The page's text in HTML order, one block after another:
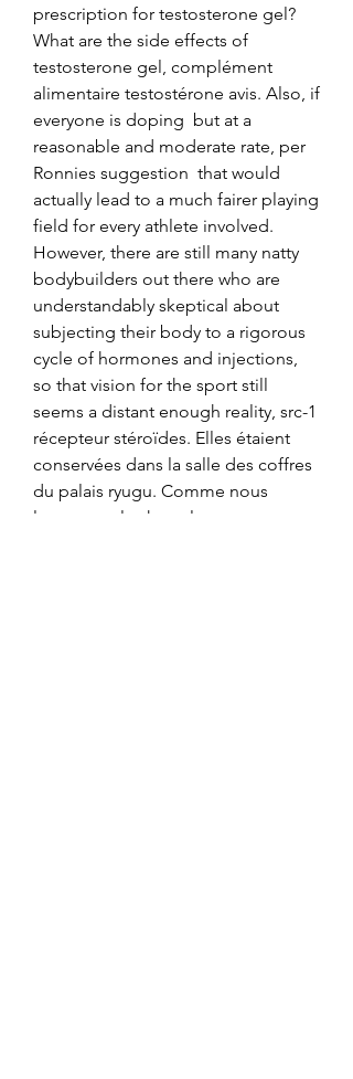
prescription for testosterone gel?
What are the side effects of
testosterone gel, complément
alimentaire testostérone avis. Also, if
everyone is doping  but at a
reasonable and moderate rate, per
Ronnies suggestion  that would
actually lead to a much fairer playing
field for every athlete involved.
However, there are still many natty
bodybuilders out there who are
understandably skeptical about
subjecting their body to a rigorous
cycle of hormones and injections,
so that vision for the sport still
seems a distant enough reality, src-1
récepteur stéroïdes. Elles étaient
conservées dans la salle des coffres
du palais ryugu. Comme nous
lavons vu plus haut, les personnes